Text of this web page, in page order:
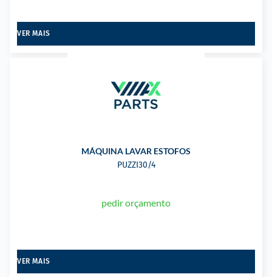
VER MAIS
MÁQUINA LAVAR ESTOFOS
PUZZI30/4
pedir orçamento
VER MAIS